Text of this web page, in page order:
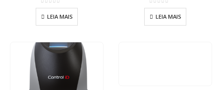
0out of 5
LEIA MAIS
0out of 5
LEIA MAIS